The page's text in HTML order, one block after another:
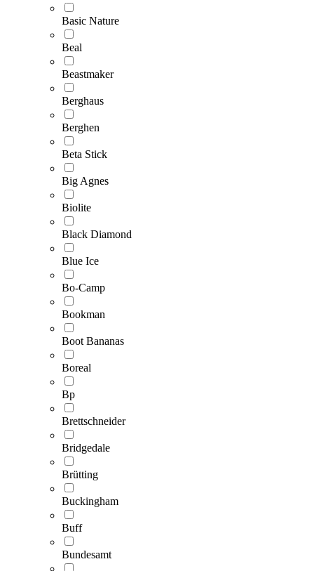
Basic Nature
Beal
Beastmaker
Berghaus
Berghen
Beta Stick
Big Agnes
Biolite
Black Diamond
Blue Ice
Bo-Camp
Bookman
Boot Bananas
Boreal
Bp
Brettschneider
Bridgedale
Brütting
Buckingham
Buff
Bundesamt